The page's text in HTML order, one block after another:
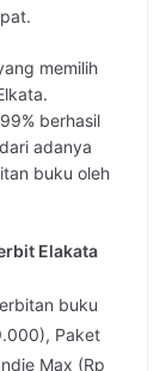
memilih
berhasil
adanya
buku oleh
Elakata
buku
Paket
Max (Rp